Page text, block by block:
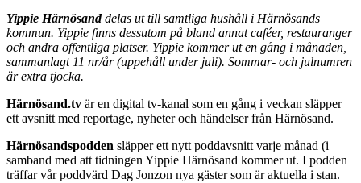
Yippie Härnösanddelas ut till samtliga hushåll i Härnösands
kommun. Yippie finns dessutom på bland annat caféer, restauranger
och andra offentliga platser. Yippie kommer ut en gång i månaden,
sammanlagt 11 nr/år (uppehåll under juli). Sommar- och julnumren
är extra tjocka.
Härnösand.tv är en digital tv-kanal som en gång i veckan släpper
ett avsnitt med reportage, nyheter och händelser från Härnösand.
Härnösandspodden släpper ett nytt poddavsnitt varje månad (i
samband med att tidningen Yippie Härnösand kommer ut. I podden
träffar vår poddvärd Dag Jonzon nya gäster som är aktuella i stan.